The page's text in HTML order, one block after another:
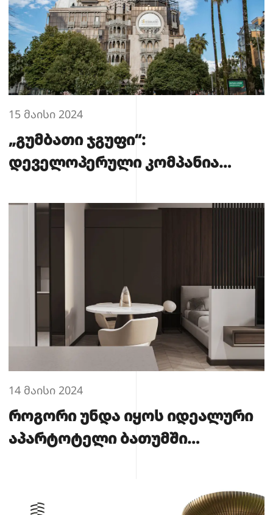
15 მაისი 2024
„გუმბათი ჯგუფი“:
დეველოპერული კომპანია
ურბანულ განვითარებაში
14 მაისი 2024
როგორი უნდა იყოს იდეალური
აპარტოტელი ბათუმში